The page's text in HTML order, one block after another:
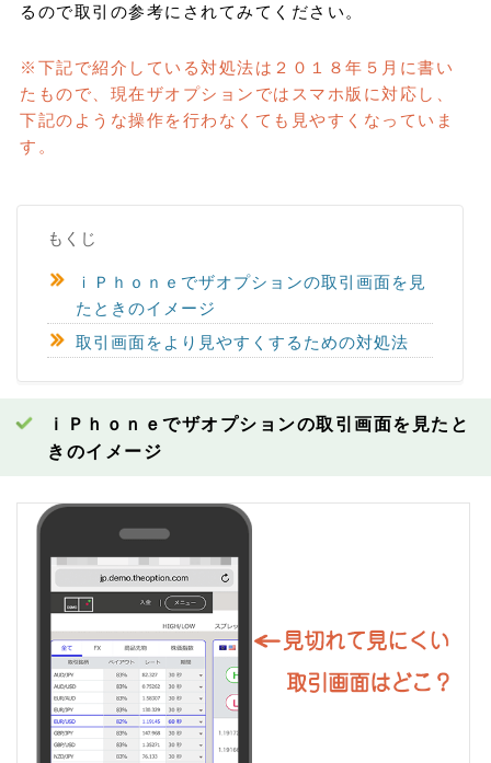
るので取引の参考にされてみてください。
※下記で紹介している対処法は２０１８年５月に書い
たもので、現在ザオプションではスマホ版に対応し、
下記のような操作を行わなくても見やすくなっていま
す。
もくじ
ｉＰｈｏｎｅでザオプションの取引画面を見
たときのイメージ
取引画面をより見やすくするための対処法
ｉＰｈｏｎｅでザオプションの取引画面を見たと
きのイメージ